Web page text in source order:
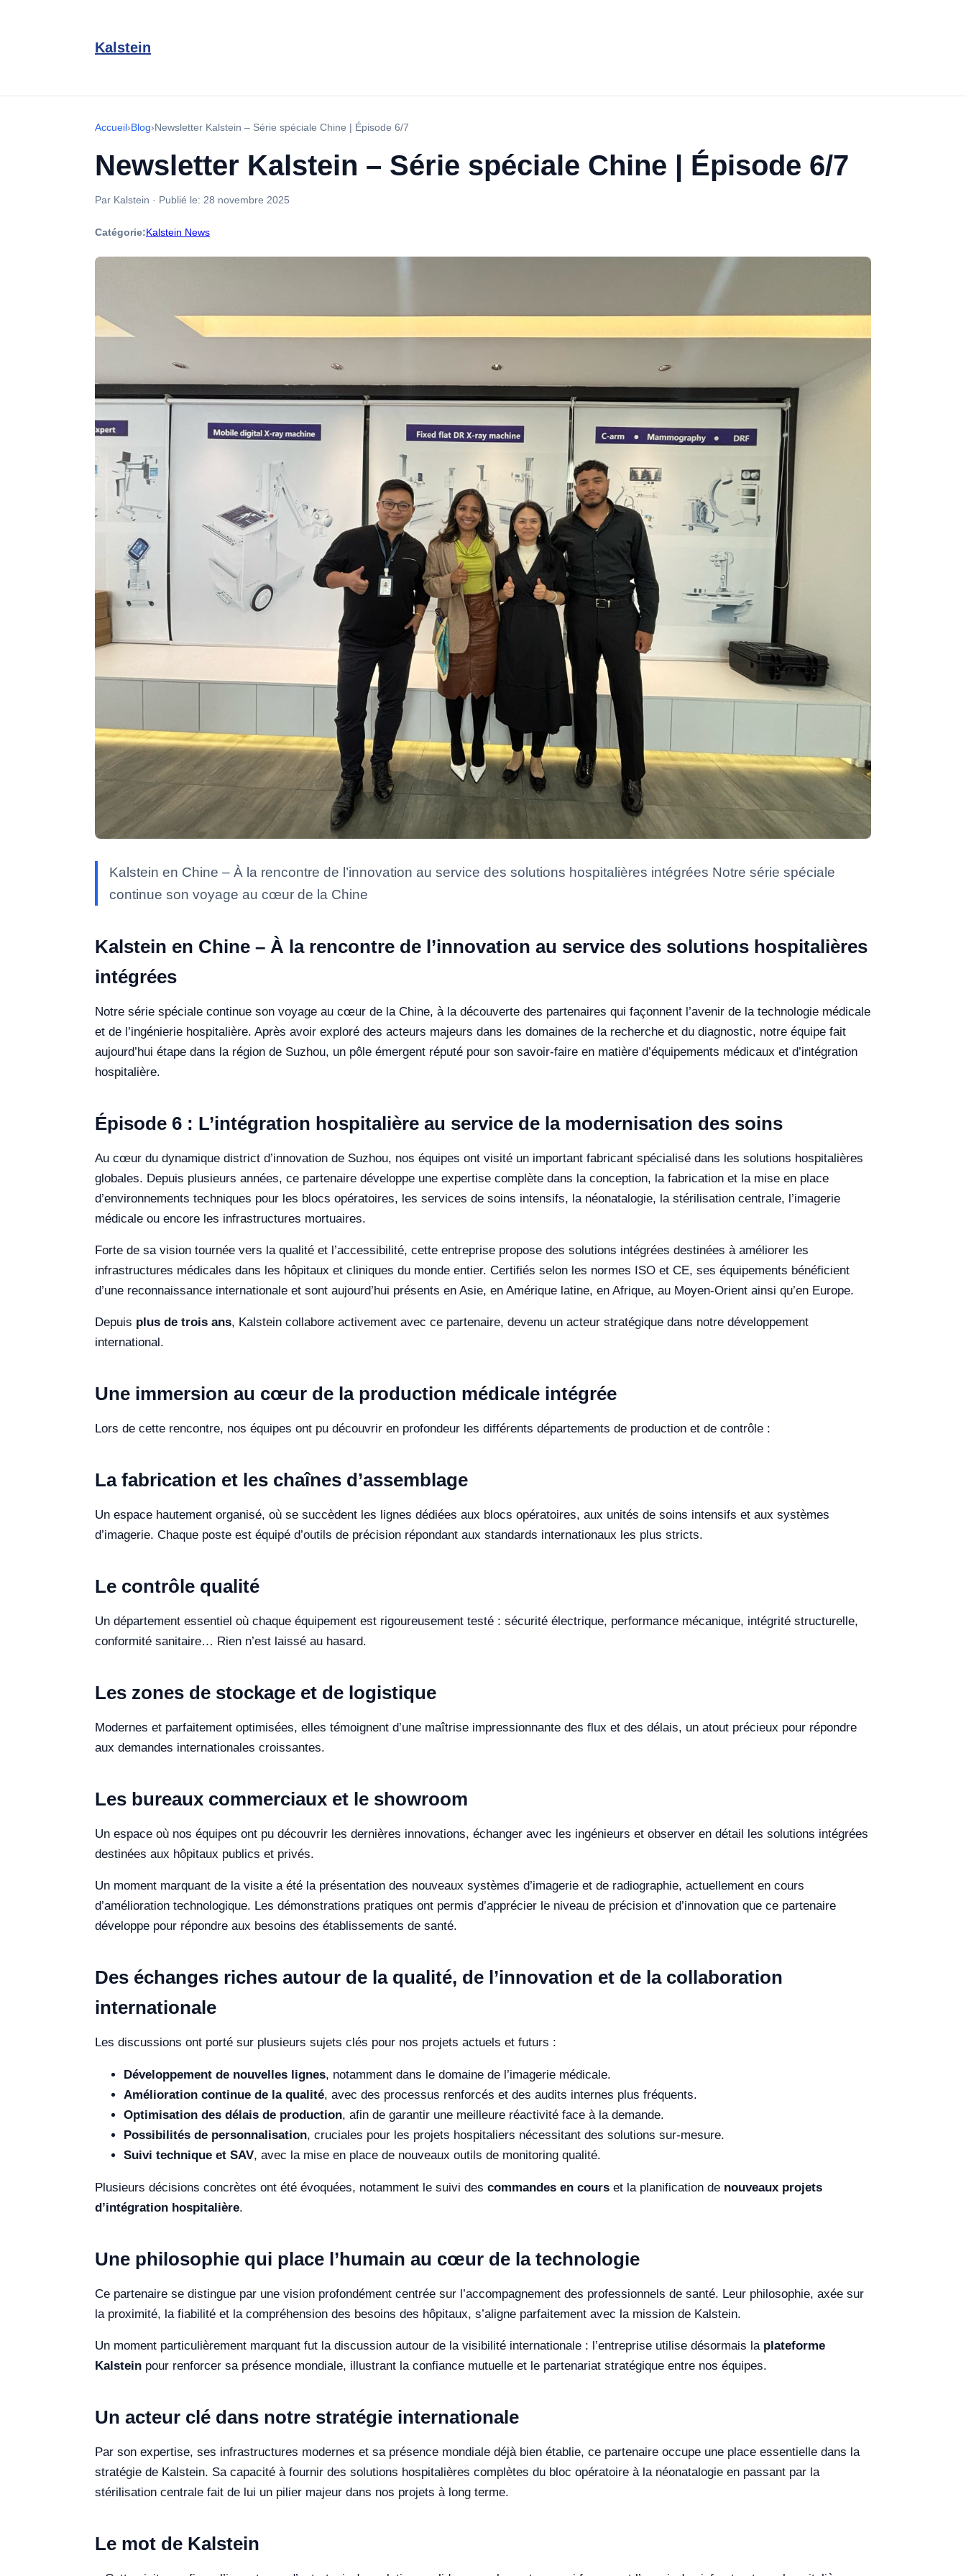
Kalstein
Accueil›Blog›Newsletter Kalstein – Série spéciale Chine | Épisode 6/7
Newsletter Kalstein – Série spéciale Chine | Épisode 6/7
Par Kalstein · Publié le: 28 novembre 2025
Catégorie:Kalstein News
Kalstein en Chine – À la rencontre de l’innovation au service des solutions hospitalières intégrées Notre série spéciale
continue son voyage au cœur de la Chine
Kalstein en Chine – À la rencontre de l’innovation au service des solutions hospitalières
intégrées
Notre série spéciale continue son voyage au cœur de la Chine, à la découverte des partenaires qui façonnent l’avenir de la technologie médicale
et de l’ingénierie hospitalière. Après avoir exploré des acteurs majeurs dans les domaines de la recherche et du diagnostic, notre équipe fait
aujourd’hui étape dans la région de Suzhou, un pôle émergent réputé pour son savoir-faire en matière d’équipements médicaux et d’intégration
hospitalière.
Épisode 6 : L’intégration hospitalière au service de la modernisation des soins
Au cœur du dynamique district d’innovation de Suzhou, nos équipes ont visité un important fabricant spécialisé dans les solutions hospitalières
globales. Depuis plusieurs années, ce partenaire développe une expertise complète dans la conception, la fabrication et la mise en place
d’environnements techniques pour les blocs opératoires, les services de soins intensifs, la néonatalogie, la stérilisation centrale, l’imagerie
médicale ou encore les infrastructures mortuaires.
Forte de sa vision tournée vers la qualité et l’accessibilité, cette entreprise propose des solutions intégrées destinées à améliorer les
infrastructures médicales dans les hôpitaux et cliniques du monde entier. Certifiés selon les normes ISO et CE, ses équipements bénéficient
d’une reconnaissance internationale et sont aujourd’hui présents en Asie, en Amérique latine, en Afrique, au Moyen-Orient ainsi qu’en Europe.
Depuis plus de trois ans, Kalstein collabore activement avec ce partenaire, devenu un acteur stratégique dans notre développement
international.
Une immersion au cœur de la production médicale intégrée
Lors de cette rencontre, nos équipes ont pu découvrir en profondeur les différents départements de production et de contrôle :
La fabrication et les chaînes d’assemblage
Un espace hautement organisé, où se succèdent les lignes dédiées aux blocs opératoires, aux unités de soins intensifs et aux systèmes
d’imagerie. Chaque poste est équipé d’outils de précision répondant aux standards internationaux les plus stricts.
Le contrôle qualité
Un département essentiel où chaque équipement est rigoureusement testé : sécurité électrique, performance mécanique, intégrité structurelle,
conformité sanitaire… Rien n’est laissé au hasard.
Les zones de stockage et de logistique
Modernes et parfaitement optimisées, elles témoignent d’une maîtrise impressionnante des flux et des délais, un atout précieux pour répondre
aux demandes internationales croissantes.
Les bureaux commerciaux et le showroom
Un espace où nos équipes ont pu découvrir les dernières innovations, échanger avec les ingénieurs et observer en détail les solutions intégrées
destinées aux hôpitaux publics et privés.
Un moment marquant de la visite a été la présentation des nouveaux systèmes d’imagerie et de radiographie, actuellement en cours
d’amélioration technologique. Les démonstrations pratiques ont permis d’apprécier le niveau de précision et d’innovation que ce partenaire
développe pour répondre aux besoins des établissements de santé.
Des échanges riches autour de la qualité, de l’innovation et de la collaboration
internationale
Les discussions ont porté sur plusieurs sujets clés pour nos projets actuels et futurs :
Développement de nouvelles lignes, notamment dans le domaine de l’imagerie médicale.
Amélioration continue de la qualité, avec des processus renforcés et des audits internes plus fréquents.
Optimisation des délais de production, afin de garantir une meilleure réactivité face à la demande.
Possibilités de personnalisation, cruciales pour les projets hospitaliers nécessitant des solutions sur-mesure.
Suivi technique et SAV, avec la mise en place de nouveaux outils de monitoring qualité.
Plusieurs décisions concrètes ont été évoquées, notamment le suivi des commandes en cours et la planification de nouveaux projets
d’intégration hospitalière.
Une philosophie qui place l’humain au cœur de la technologie
Ce partenaire se distingue par une vision profondément centrée sur l’accompagnement des professionnels de santé. Leur philosophie, axée sur
la proximité, la fiabilité et la compréhension des besoins des hôpitaux, s’aligne parfaitement avec la mission de Kalstein.
Un moment particulièrement marquant fut la discussion autour de la visibilité internationale : l’entreprise utilise désormais la plateforme
Kalstein pour renforcer sa présence mondiale, illustrant la confiance mutuelle et le partenariat stratégique entre nos équipes.
Un acteur clé dans notre stratégie internationale
Par son expertise, ses infrastructures modernes et sa présence mondiale déjà bien établie, ce partenaire occupe une place essentielle dans la
stratégie de Kalstein. Sa capacité à fournir des solutions hospitalières complètes du bloc opératoire à la néonatalogie en passant par la
stérilisation centrale fait de lui un pilier majeur dans nos projets à long terme.
Le mot de Kalstein